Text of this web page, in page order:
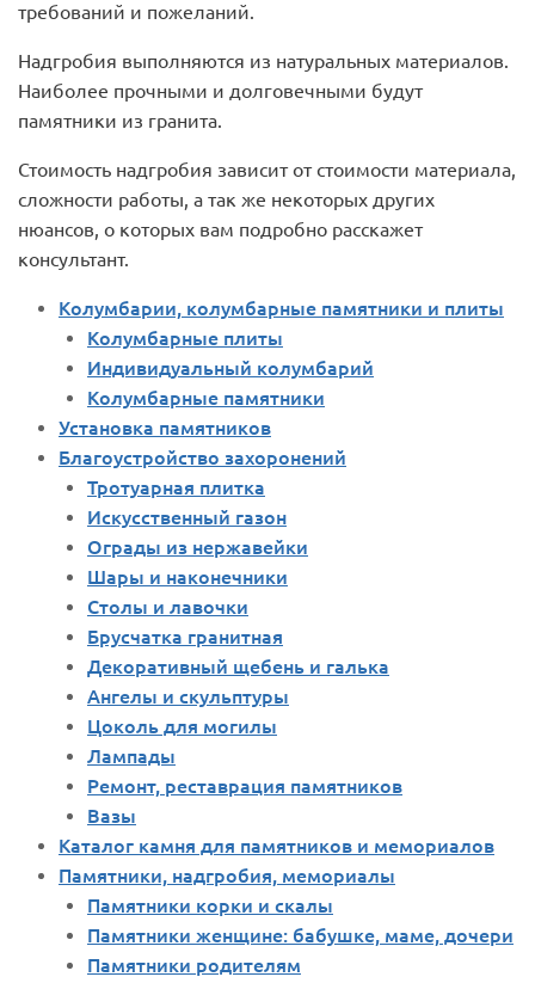
требований и пожеланий.
Надгробия выполняются из натуральных материалов.
Наиболее прочными и долговечными будут
памятники из гранита.
Стоимость надгробия зависит от стоимости материала,
сложности работы, а так же некоторых других
нюансов, о которых вам подробно расскажет
консультант.
Колумбарии, колумбарные памятники и плиты
Колумбарные плиты
Индивидуальный колумбарий
Колумбарные памятники
Установка памятников
Благоустройство захоронений
Тротуарная плитка
Искусственный газон
Ограды из нержавейки
Шары и наконечники
Столы и лавочки
Брусчатка гранитная
Декоративный щебень и галька
Ангелы и скульптуры
Цоколь для могилы
Лампады
Ремонт, реставрация памятников
Вазы
Каталог камня для памятников и мемориалов
Памятники, надгробия, мемориалы
Памятники корки и скалы
Памятники женщине: бабушке, маме, дочери
Памятники родителям